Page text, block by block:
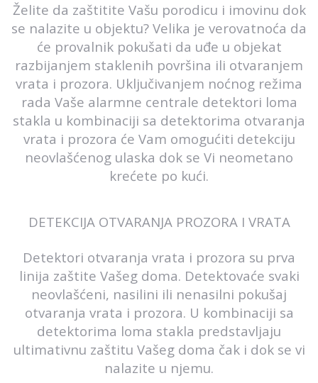
Želite da zaštitite Vašu porodicu i imovinu dok
se nalazite u objektu? Velika je verovatnoća da
će provalnik pokušati da uđe u objekat
razbijanjem staklenih površina ili otvaranjem
vrata i prozora. Uključivanjem noćnog režima
rada Vaše alarmne centrale detektori loma
stakla u kombinaciji sa detektorima otvaranja
vrata i prozora će Vam omogućiti detekciju
neovlašćenog ulaska dok se Vi neometano
krećete po kući.
DETEKCIJA OTVARANJA PROZORA I VRATA
Detektori otvaranja vrata i prozora su prva
linija zaštite Vašeg doma. Detektovaće svaki
neovlašćeni, nasilini ili nenasilni pokušaj
otvaranja vrata i prozora. U kombinaciji sa
detektorima loma stakla predstavljaju
ultimativnu zaštitu Vašeg doma čak i dok se vi
nalazite u njemu.